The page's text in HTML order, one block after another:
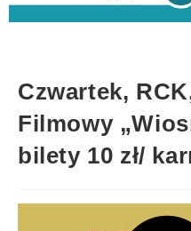
Czwartek,
Filmowy
bilety 10 zł/